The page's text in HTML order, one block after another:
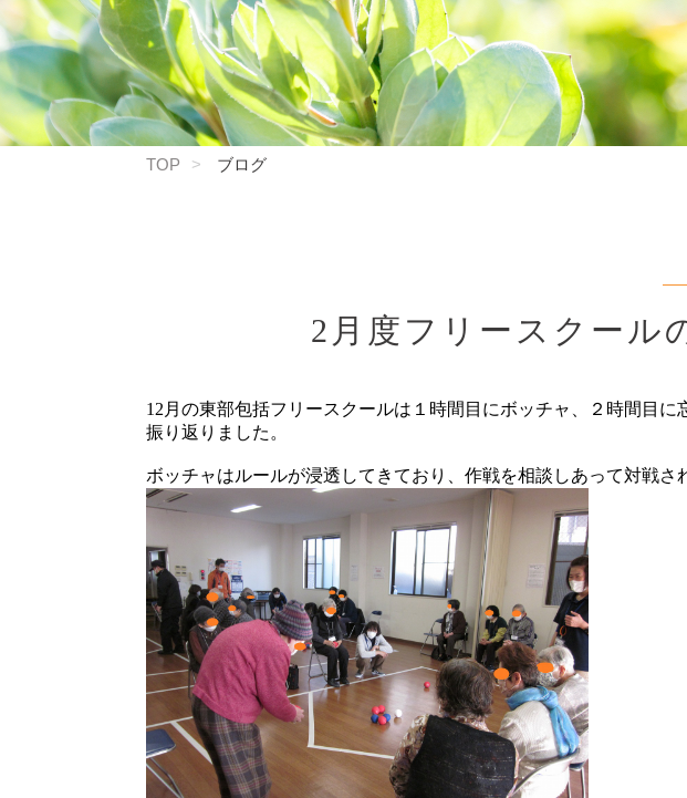
TOP ブログ
2月度フリースクール
12月の東部包括フリースクールは１時間目にボッチャ、２時間目
振り返りました。
ボッチャはルールが浸透してきており、作戦を相談しあって対戦さ